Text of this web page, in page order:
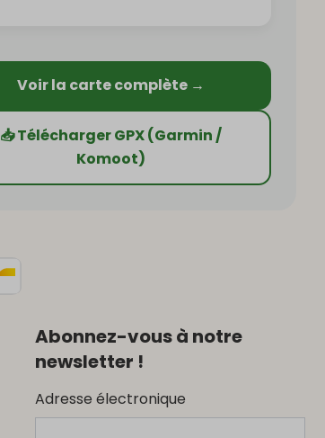
Voir la carte complète →
📥 Télécharger GPX (Garmin /
Komoot)
Abonnez-vous à notre
newsletter !
Adresse électronique